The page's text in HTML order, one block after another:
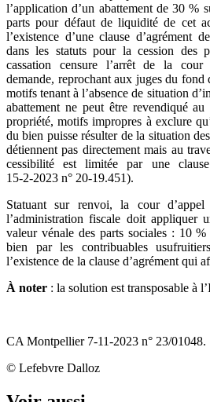
l’application d’un abattement de 30 %
parts pour défaut de liquidité de cet
l’existence d’une clause d’agrément
dans les statuts pour la cession des
cassation censure l’arrêt de la
demande, reprochant aux juges du fond
motifs tenant à l’absence de situation
abattement ne peut être revendiqué
propriété, motifs impropres à exclure
du bien puisse résulter de la situation
détiennent pas directement mais au
cessibilité est limitée par une
15‑2‑2023 n° 20‑19.451).
Statuant sur renvoi, la cour
l’administration fiscale doit appliquer
valeur vénale des parts sociales : 10
bien par les contribuables
l’existence de la clause d’agrément qui
À noter : la solution est transposable à
CA Montpellier 7‑11‑2023 n° 23/01048.
© Lefebvre Dalloz